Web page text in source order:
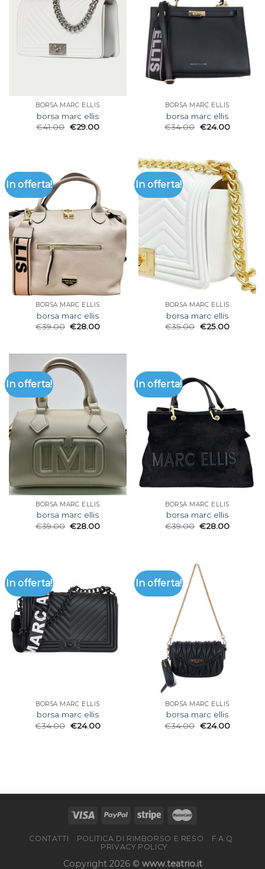
BORSA MARC ELLIS
borsa marc ellis
€41.00 €29.00
BORSA MARC ELLIS
borsa marc ellis
€34.00 €24.00
In offerta!
BORSA MARC ELLIS
borsa marc ellis
€39.00 €28.00
In offerta!
BORSA MARC ELLIS
borsa marc ellis
€35.00 €25.00
In offerta!
BORSA MARC ELLIS
borsa marc ellis
€39.00 €28.00
In offerta!
BORSA MARC ELLIS
borsa marc ellis
€39.00 €28.00
In offerta!
BORSA MARC ELLIS
borsa marc ellis
€34.00 €24.00
In offerta!
BORSA MARC ELLIS
borsa marc ellis
€34.00 €24.00
CONTATTI POLITICA DI RIMBORSO E RESO
F.A.Q
PRIVACY POLICY
Copyright 2026 © www.teatrio.it